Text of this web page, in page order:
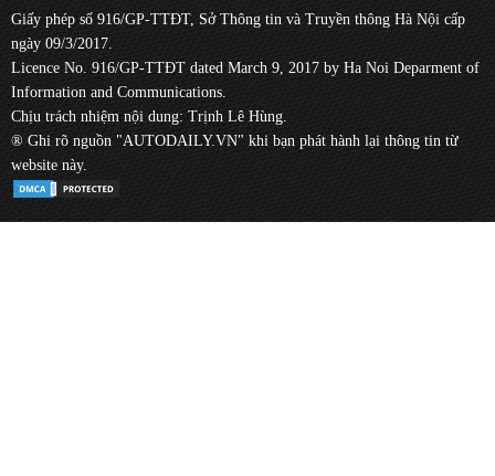
Giấy phép số 916/GP-TTĐT, Sở Thông tin và Truyền thông Hà Nội cấp
ngày 09/3/2017.
Licence No. 916/GP-TTĐT dated March 9, 2017 by Ha Noi Deparment of
Information and Communications.
Chịu trách nhiệm nội dung: Trịnh Lê Hùng.
® Ghi rõ nguồn "AUTODAILY.VN" khi bạn phát hành lại thông tin từ
website này.